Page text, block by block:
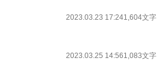
2023.03.23 17:241,604文字
2023.03.25 14:561,083文字